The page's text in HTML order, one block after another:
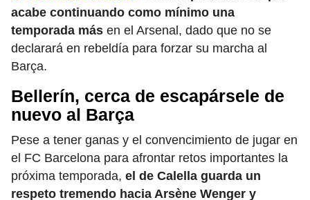
acabe continuando como mínimo una
temporada más en el Arsenal, dado que no se
declarará en rebeldía para forzar su marcha al
Barça.
Bellerín, cerca de escapársele de
nuevo al Barça
Pese a tener ganas y el convencimiento de jugar en
el FC Barcelona para afrontar retos importantes la
próxima temporada, el de Calella guarda un
respeto tremendo hacia Arsène Wenger y